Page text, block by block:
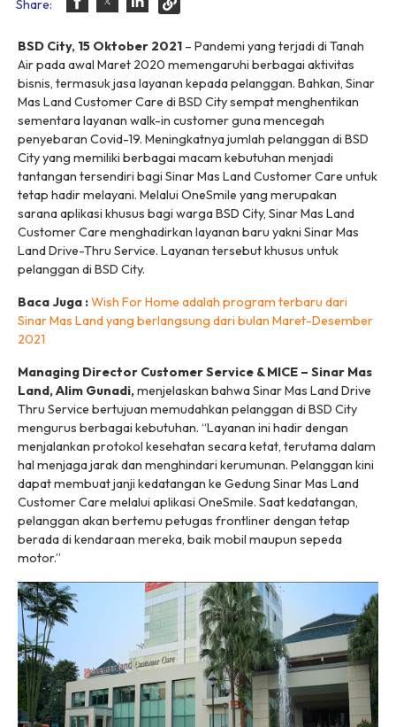
Share:
BSD City, 15 Oktober 2021 – Pandemi yang terjadi di Tanah
Air pada awal Maret 2020 memengaruhi berbagai aktivitas
bisnis, termasuk jasa layanan kepada pelanggan. Bahkan, Sinar
Mas Land Customer Care di BSD City sempat menghentikan
sementara layanan walk-in customerguna mencegah
penyebaran Covid-19. Meningkatnya jumlah pelanggan di BSD
City yang memiliki berbagai macam kebutuhan menjadi
tantangan tersendiri bagi Sinar Mas Land Customer Care untuk
tetap hadir melayani. Melalui OneSmile yang merupakan
sarana aplikasi khusus bagi warga BSD City, Sinar Mas Land
Customer Care menghadirkan layanan baru yakni Sinar Mas
Land Drive-Thru Service. Layanan tersebut khusus untuk
pelanggan di BSD City.
Baca Juga :Wish For Home adalah program terbaru dari
Sinar Mas Land yang berlangsung dari bulan Maret-Desember
2021
Managing Director Customer Service & MICE – Sinar Mas
Land, Alim Gunadi,menjelaskan bahwa Sinar Mas Land Drive
Thru Service bertujuan memudahkan pelanggan di BSD City
mengurus berbagai kebutuhan. “Layanan ini hadir dengan
menjalankan protokol kesehatan secara ketat, terutama dalam
hal menjaga jarak dan menghindari kerumunan. Pelanggan kini
dapat membuat janji kedatangan ke Gedung Sinar Mas Land
Customer Care melalui aplikasi OneSmile. Saat kedatangan,
pelanggan akan bertemu petugas frontlinerdengan tetap
berada di kendaraan mereka, baik mobil maupun sepeda
motor.”